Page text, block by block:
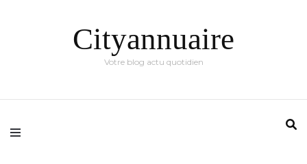
Cityannuaire
Votre blog actu quotidien